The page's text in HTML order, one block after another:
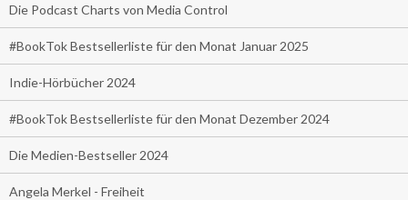
Die Podcast Charts von Media Control
#BookTok Bestsellerliste für den Monat Januar 2025
Indie-Hörbücher 2024
#BookTok Bestsellerliste für den Monat Dezember 2024
Die Medien-Bestseller 2024
Angela Merkel - Freiheit